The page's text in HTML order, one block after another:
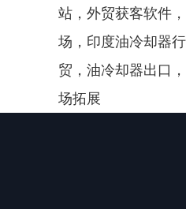
站，外贸获客软件
场，印度油冷却器
贸，油冷却器出口
场拓展